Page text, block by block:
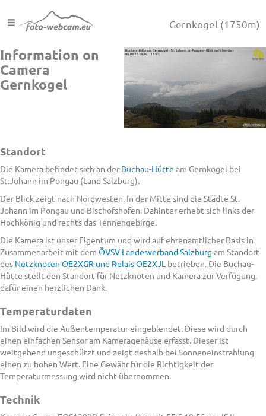
Gernkogel (1750m)
Information on
Camera
Gernkogel
Standort
Die Kamera befindet sich an der Buchau-Hütte am Gernkogel bei
St.Johann im Pongau (Land Salzburg).
Der Blick zeigt nach Nordwesten. In der Mitte sind die Städte St.
Johann im Pongau und Bischofshofen. Dahinter erhebt sich links der
Hochkönig und rechts das Tennengebirge.
Die Kamera ist unser Eigentum und wird auf ehrenamtlicher Basis in
Zusammenarbeit mit dem ÖVSV Landesverband Salzburg am Standort
des Netzknoten OE2XGR und Relais OE2XJL betrieben. Die Buchau-
Hütte stellt den Standort für Netzknoten und Kamera zur Verfügung,
dafür einen herzlichen Dank.
Temperaturdaten
Im Bild wird die Außentemperatur eingeblendet. Diese wird durch
einen einfachen Sensor am Kameragehäuse erfasst. Dieser ist
weitgehend ungeschützt und zeigt deshalb bei Sonneneinstrahlung
einen zu hohen Wert. Eine Gewähr für die Richtigkeit der
Temperaturmessung wird nicht übernommen.
Technik